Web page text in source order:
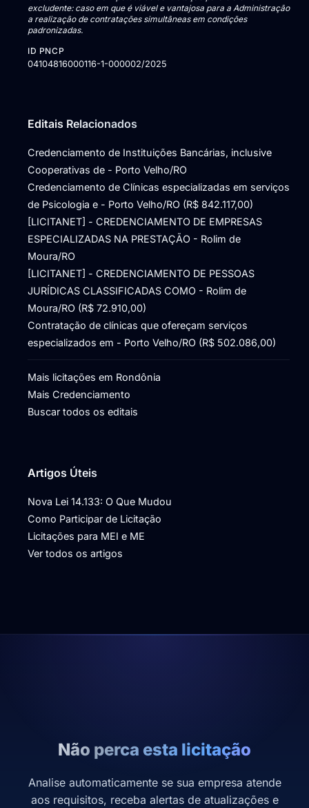
excludente: caso em que é viável e vantajosa para a Administração
a realização de contratações simultâneas em condições
padronizadas.
ID PNCP
04104816000116-1-000002/2025
Editais Relacionados
Credenciamento de Instituições Bancárias, inclusive
Cooperativas de - Porto Velho/RO
Credenciamento de Clínicas especializadas em serviços
de Psicologia e - Porto Velho/RO (R$ 842.117,00)
[LICITANET] - CREDENCIAMENTO DE EMPRESAS
ESPECIALIZADAS NA PRESTAÇÃO - Rolim de
Moura/RO
[LICITANET] - CREDENCIAMENTO DE PESSOAS
JURÍDICAS CLASSIFICADAS COMO - Rolim de
Moura/RO (R$ 72.910,00)
Contratação de clínicas que ofereçam serviços
especializados em - Porto Velho/RO (R$ 502.086,00)
Mais licitações em Rondônia
Mais Credenciamento
Buscar todos os editais
Artigos Úteis
Nova Lei 14.133: O Que Mudou
Como Participar de Licitação
Licitações para MEI e ME
Ver todos os artigos
Não perca esta licitação
Analise automaticamente se sua empresa atende
aos requisitos, receba alertas de atualizações e